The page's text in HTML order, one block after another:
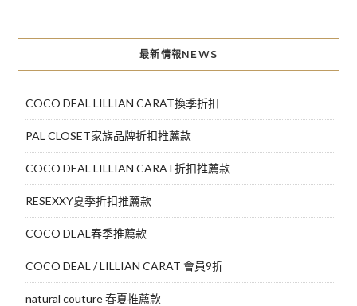
導
覽
最新情報NEWS
COCO DEAL LILLIAN CARAT換季折扣
PAL CLOSET家族品牌折扣推薦款
COCO DEAL LILLIAN CARAT折扣推薦款
RESEXXY夏季折扣推薦款
COCO DEAL春季推薦款
COCO DEAL / LILLIAN CARAT 會員9折
natural couture 春夏推薦款